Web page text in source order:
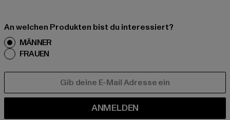
An welchen Produkten bist du interessiert?
MÄNNER
FRAUEN
ANMELDEN